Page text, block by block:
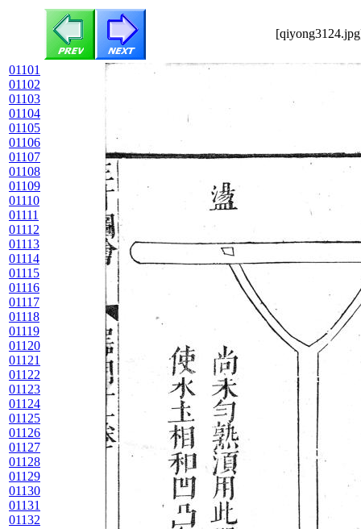
01101
01102
01103
01104
01105
01106
01107
01108
01109
01110
01111
01112
01113
01114
01115
01116
01117
01118
01119
01120
01121
01122
01123
01124
01125
01126
01127
01128
01129
01130
01131
01132